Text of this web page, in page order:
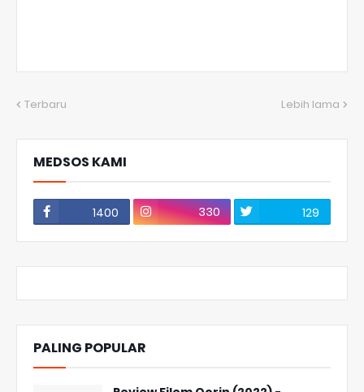
Terbaru Lebih lama
MEDSOS KAMI
1400 330 129
PALING POPULAR